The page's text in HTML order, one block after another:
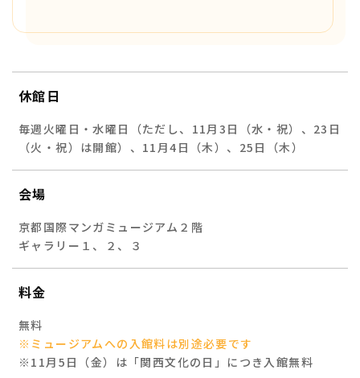
休館日
毎週火曜日・水曜日（ただし、11月3日（水・祝）、23日
（火・祝）は開館）、11月4日（木）、25日（木）
会場
京都国際マンガミュージアム２階
ギャラリー１、２、３
料金
無料
※ミュージアムへの入館料は別途必要です
※11月5日（金）は「関西文化の日」につき入館無料